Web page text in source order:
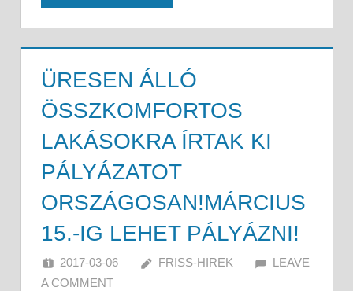
ÜRESEN ÁLLÓ
ÖSSZKOMFORTOS
LAKÁSOKRA ÍRTAK KI
PÁLYÁZATOT
ORSZÁGOSAN!MÁRCIUS
15.-IG LEHET PÁLYÁZNI!
2017-03-06 FRISS-HIREK
LEAVE
A COMMENT